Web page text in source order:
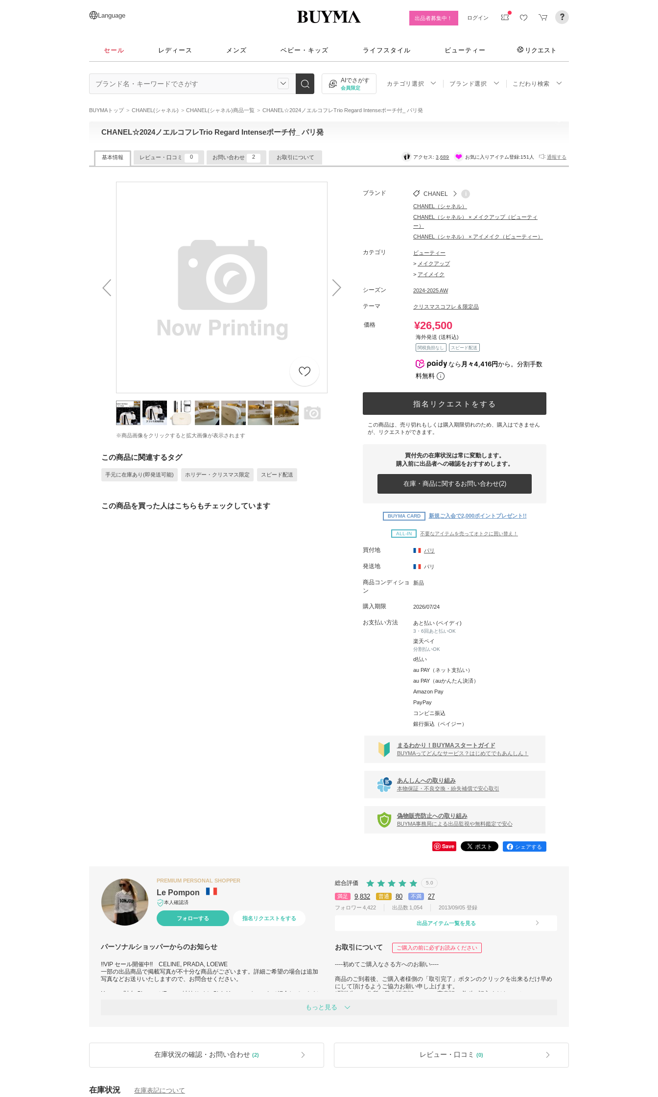
日本語
English
简体中文
繁體中文
Language 出品者募集中！ ログイン
セール レディース メンズ ベビー・キッズ ライフスタイル ビューティー リクエスト
AIでさがす
会員限定
カテゴリ選択 ブランド選択 こだわり検索
BUYMAトップ CHANEL(シャネル) CHANEL(シャネル)商品一覧 CHANEL☆2024ノエルコフレTrio Regard Intenseポーチ付_ パリ発
CHANEL☆2024ノエルコフレTrio Regard Intenseポーチ付_ パリ発
基本情報 レビュー・口コミ 0 お問い合わせ 2 お取引について アクセス:3,689 お気に入りアイテム登録:151人 通報する
※商品画像をクリックすると拡大画像が表示されます
この商品に関連するタグ
手元に在庫あり(即発送可能) ホリデー・クリスマス限定 スピード配送
この商品を買った人はこちらもチェックしています
ブランド CHANEL i
CHANEL（シャネル）
CHANEL（シャネル） × メイクアップ（ビューティ
ー）
CHANEL（シャネル） × アイメイク（ビューティー）
カテゴリ
ビューティー
> メイクアップ
> アイメイク
シーズン 2024-2025 AW
テーマ クリスマスコフレ & 限定品
価格 ¥26,500
海外発送 (送料込)
関税負担なし スピード配送
なら月々4,416円から。分割手数
料無料
指名リクエストをする
この商品は、売り切れもしくは購入期限切れのため、購入はできません
が、リクエストができます。
買付先の在庫状況は常に変動します。
購入前に出品者への確認をおすすめします。
在庫・商品に関するお問い合わせ(2)
BUYMA CARD 新規ご入会で2,000ポイントプレゼント!!
ALL-IN 不要なアイテムを売ってオトクに買い替え！
買付地 パリ
発送地 パリ
商品コンディショ
ン
新品
購入期限 2026/07/24
お支払い方法 あと払い (ペイディ)
3・6回あと払いOK
楽天ペイ
分割払いOK
d払い
au PAY（ネット支払い）
au PAY（auかんたん決済）
Amazon Pay
PayPay
コンビニ振込
銀行振込（ペイジー）
まるわかり！BUYMAスタートガイド
BUYMAってどんなサービス？はじめてでもあんしん！
あんしんへの取り組み
本物保証・不良交換・紛失補償で安心取引
偽物販売防止への取り組み
BUYMA事務局による出品監視や無料鑑定で安心
Save シェアする
PREMIUM PERSONAL SHOPPER
Le Pompon
本人確認済
フォローする 指名リクエストをする
総合評価 5.0
満足 9,832 普通 80 不満 27
フォロワー 4,422 出品数 1,054 2013/09/05 登録
出品アイテム一覧を見る
パーソナルショッパーからのお知らせ お取引について ご購入の前に必ずお読みください
!!VIP セール開催中!! CELINE, PRADA, LOEWE
一部の出品商品で掲載写真が不十分な商品がございます。詳細ご希望の場合は追加
写真などお送りいたしますので、お問合せください。
Hermes 財布 Glenan がBuyma姉妹サイト StyleHaus のインスタで紹介していただ
注意：梱包の仕方は商品内容によって変わります。（ショッパーがつかない場合も
出品していない商品がございましたら、指名リクエストにてご依頼ください。
メーカー側の値上げ、燃料価格、為替の変動により、予告なしに価格が変更になる
----初めてご購入なさる方へのお願い----
商品のご到着後、ご購入者様側の「取引完了」ボタンのクリックを出来るだけ早め
にして頂けるようご協力お願い申し上げます。
*配送先のご住所（日本語表記、ローマ字表記 必ずご記入ください。）
というトラブルがございます。）
重量により金額が変動する為、規定送料範囲内におさまる場合はショップの袋はお
付けできますが、範囲外の場合はおつけできません。
ご希望の場合は、ご注文時にご相談ください。
もっと見る
在庫状況の確認・お問い合わせ (2) レビュー・口コミ (0)
在庫状況 在庫表記について